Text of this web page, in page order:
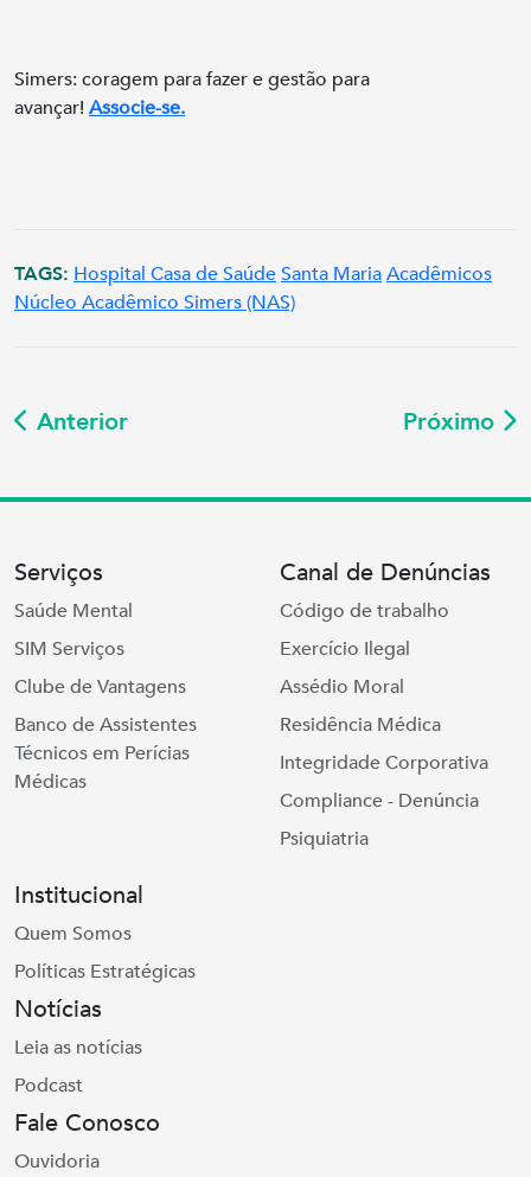
Simers: coragem para fazer e gestão para
avançar!Associe-se.
TAGS: Hospital Casa de SaúdeSanta MariaAcadêmicos
Núcleo Acadêmico Simers (NAS)
Anterior Próximo
Serviços
Saúde Mental
SIM Serviços
Clube de Vantagens
Banco de Assistentes
Técnicos em Perícias
Médicas
Canal de Denúncias
Código de trabalho
Exercício Ilegal
Assédio Moral
Residência Médica
Integridade Corporativa
Compliance - Denúncia
Psiquiatria
Institucional
Quem Somos
Políticas Estratégicas
Notícias
Leia as notícias
Podcast
Fale Conosco
Ouvidoria